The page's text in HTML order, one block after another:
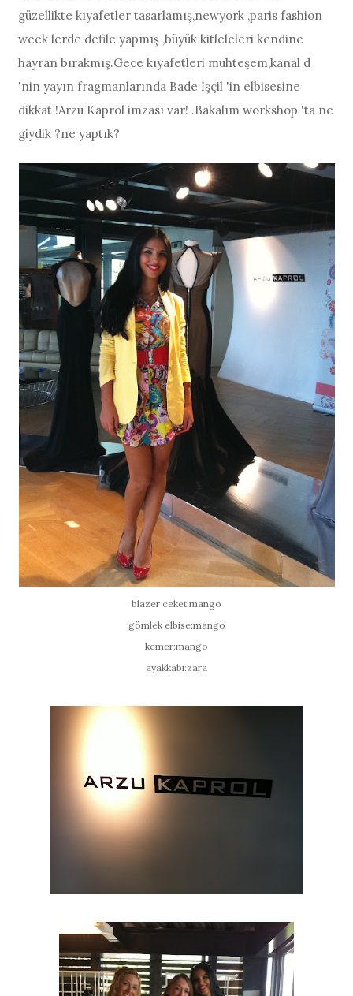
güzellikte kıyafetler tasarlamış,newyork ,paris fashion
week lerde defile yapmış ,büyük kitleleleri kendine
hayran bırakmış.Gece kıyafetleri muhteşem,kanal d
'nin yayın fragmanlarında Bade İşçil 'in elbisesine
dikkat !Arzu Kaprol imzası var! .Bakalım workshop 'ta ne
giydik ?ne yaptık?
blazer ceket:mango
gömlek elbise:mango
kemer:mango
ayakkabı:zara